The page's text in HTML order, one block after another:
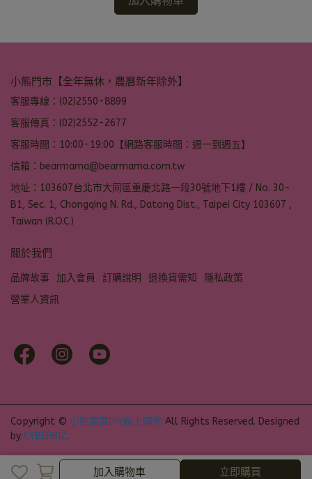
加入購物車
加入購物車 立即購買
小熊門市【全年無休，農曆新年除外】
客服專線：(02)2550-8899
客服傳真：(02)2552-2677
客服時間：10:00-19:00【網路客服時間：週一到週五】
信箱：bearmama@bearmama.com.tw
地址：103607台北市大同區重慶北路一段30號地下1樓 / No. 30-
B1, Sec. 1, Chongqing N. Rd., Datong Dist., Taipei City 103607 ,
Taiwan (R.O.C.)
關於我們
品牌故事 加入會員 訂購說明 退換貨需知
隱私政策
營業人資訊
Copyright © 小熊媽媽DIY線上購物 All Rights Reserved. Designed
by CYBERBIZ.